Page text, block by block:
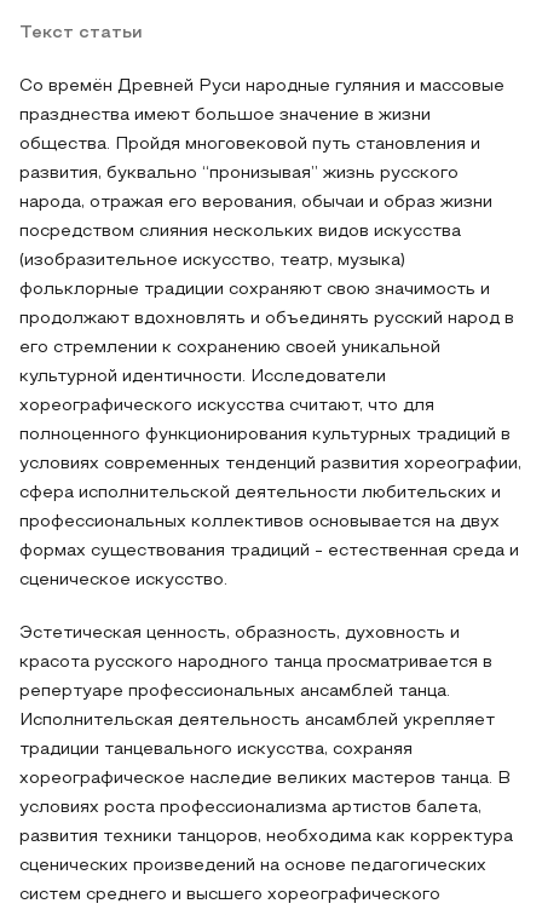
Текст статьи
Со времён Древней Руси народные гуляния и массовые
празднества имеют большое значение в жизни
общества. Пройдя многовековой путь становления и
развития, буквально “пронизывая” жизнь русского
народа, отражая его верования, обычаи и образ жизни
посредством слияния нескольких видов искусства
(изобразительное искусство, театр, музыка)
фольклорные традиции сохраняют свою значимость и
продолжают вдохновлять и объединять русский народ в
его стремлении к сохранению своей уникальной
культурной идентичности. Исследователи
хореографического искусства считают, что для
полноценного функционирования культурных традиций в
условиях современных тенденций развития хореографии,
сфера исполнительской деятельности любительских и
профессиональных коллективов основывается на двух
формах существования традиций - естественная среда и
сценическое искусство.
Эстетическая ценность, образность, духовность и
красота русского народного танца просматривается в
репертуаре профессиональных ансамблей танца.
Исполнительская деятельность ансамблей укрепляет
традиции танцевального искусства, сохраняя
хореографическое наследие великих мастеров танца. В
условиях роста профессионализма артистов балета,
развития техники танцоров, необходима как корректура
сценических произведений на основе педагогических
систем среднего и высшего хореографического